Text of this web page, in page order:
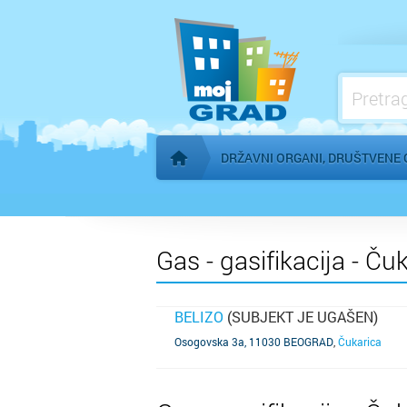
Početna stranica
DRŽAVNI ORGANI, DRUŠTVENE
Međunarodne organizacije
Mesne zajednice
Organi AP Vojvodine
Gas - gasifikacija -
BELIZO (SUBJEKT JE UGAŠEN)
Osogovska 3a, 11030 BEOGRAD Čukarica